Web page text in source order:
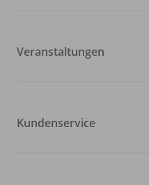
Veranstaltungen
Kundenservice